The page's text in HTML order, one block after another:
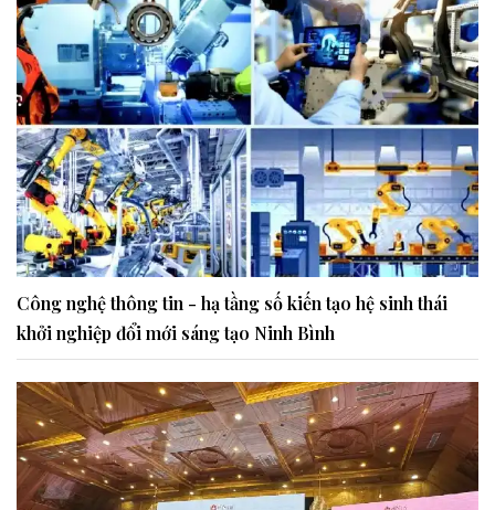
Công nghệ thông tin - hạ tầng số kiến tạo hệ sinh thái
khởi nghiệp đổi mới sáng tạo Ninh Bình